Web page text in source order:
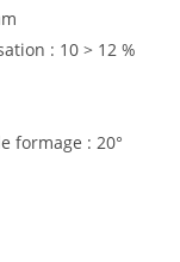
: 10 > 12 %
formage : 20°